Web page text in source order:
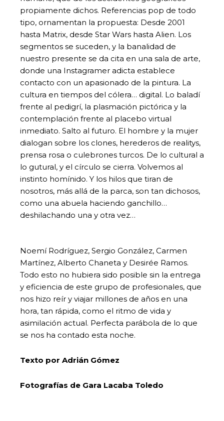
propiamente dichos. Referencias pop de todo
tipo, ornamentan la propuesta: Desde 2001
hasta Matrix, desde Star Wars hasta Alien. Los
segmentos se suceden, y la banalidad de
nuestro presente se da cita en una sala de arte,
donde una Instagramer adicta establece
contacto con un apasionado de la pintura. La
cultura en tiempos del cólera… digital. Lo baladí
frente al pedigrí, la plasmación pictórica y la
contemplación frente al placebo virtual
inmediato. Salto al futuro. El hombre y la mujer
dialogan sobre los clones, herederos de realitys,
prensa rosa o culebrones turcos. De lo cultural a
lo gutural, y el círculo se cierra. Volvemos al
instinto homínido. Y los hilos que tiran de
nosotros, más allá de la parca, son tan dichosos,
como una abuela haciendo ganchillo…
deshilachando una y otra vez…
Noemí Rodríguez, Sergio González, Carmen
Martínez, Alberto Chaneta y Desirée Ramos.
Todo esto no hubiera sido posible sin la entrega
y eficiencia de este grupo de profesionales, que
nos hizo reír y viajar millones de años en una
hora, tan rápida, como el ritmo de vida y
asimilación actual. Perfecta parábola de lo que
se nos ha contado esta noche.
Texto por Adrián Gómez
Fotografías de Gara Lacaba Toledo